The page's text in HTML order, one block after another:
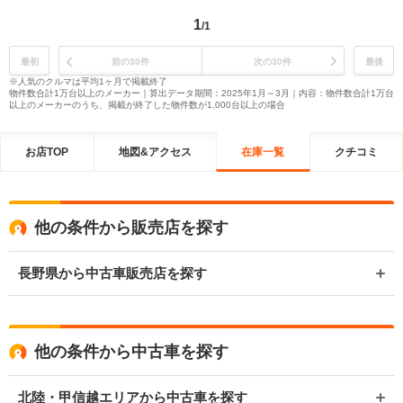
1/1
最初 前の30件 次の30件
最後
※人気のクルマは平均1ヶ月で掲載終了
物件数合計1万台以上のメーカー｜算出データ期間：2025年1月～3月｜内容：物件数合計1万台
以上のメーカーのうち、掲載が終了した物件数が1,000台以上の場合
お店TOP 地図&アクセス 在庫一覧 クチコミ
他の条件から販売店を探す
長野県から中古車販売店を探す
他の条件から中古車を探す
北陸・甲信越エリアから中古車を探す